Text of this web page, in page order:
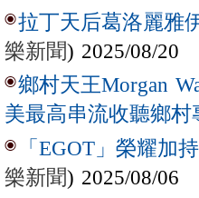
拉丁天后葛洛麗雅
樂新聞) 2025/08/20
鄉村天王Morgan
美最高串流收聽鄉村
「EGOT」榮耀加
樂新聞) 2025/08/06